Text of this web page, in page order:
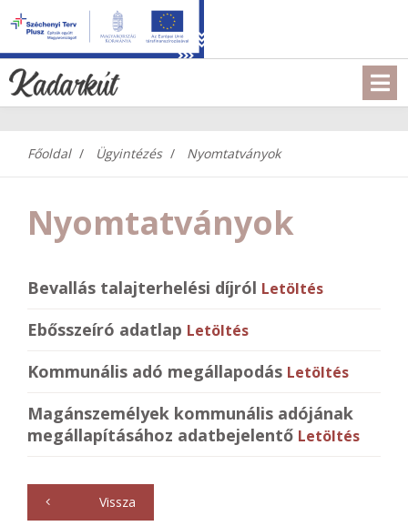
Főoldal Ügyintézés Nyomtatványok
Nyomtatványok
Bevallás talajterhelési díjról Letöltés
Ebősszeíró adatlap Letöltés
Kommunális adó megállapodás Letöltés
Magánszemélyek kommunális adójának
megállapításához adatbejelentő Letöltés
Vissza